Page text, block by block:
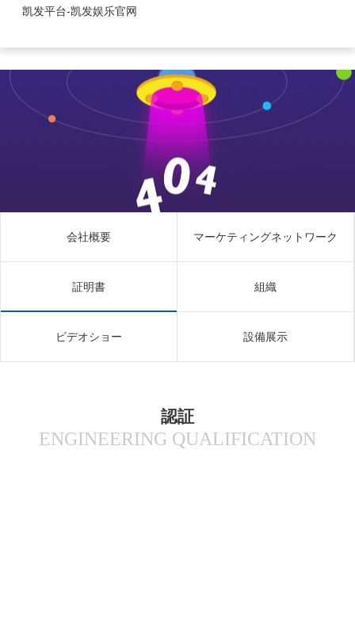
証明書-凯发平台
凯发平台-凯发娱乐官网
会社概要 マーケティングネットワーク
証明書 組織
ビデオショー 設備展示
認証
ENGINEERING QUALIFICATION